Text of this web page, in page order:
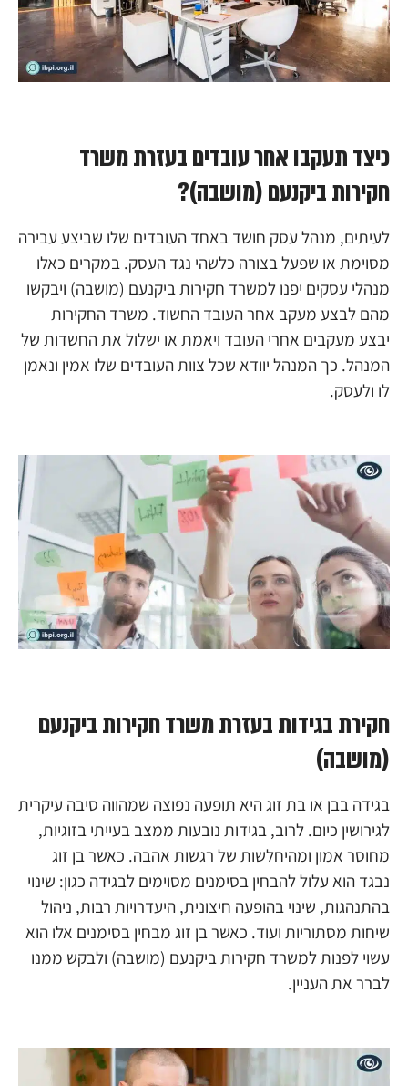
כיצד תעקבו אחר עובדים בעזרת משרד
חקירות ביקנעם (מושבה)?
לעיתים, מנהל עסק חושד באחד העובדים שלו שביצע עבירה
מסוימת או שפעל בצורה כלשהי נגד העסק. במקרים כאלו
מנהלי עסקים יפנו למשרד חקירות ביקנעם (מושבה) ויבקשו
מהם לבצע מעקב אחר העובד החשוד. משרד החקירות
יבצע מעקבים אחרי העובד ויאמת או ישלול את החשדות של
המנהל. כך המנהל יוודא שכל צוות העובדים שלו אמין ונאמן
לו ולעסק.
חקירת בגידות בעזרת משרד חקירות ביקנעם
(מושבה)
בגידה בבן או בת זוג היא תופעה נפוצה שמהווה סיבה עיקרית
לגירושין כיום. לרוב, בגידות נובעות ממצב בעייתי בזוגיות,
מחוסר אמון ומהיחלשות של רגשות אהבה. כאשר בן זוג
נבגד הוא עלול להבחין בסימנים מסוימים לבגידה כגון: שינוי
בהתנהגות, שינוי בהופעה חיצונית, היעדרויות רבות, ניהול
שיחות מסתוריות ועוד. כאשר בן זוג מבחין בסימנים אלו הוא
עשוי לפנות למשרד חקירות ביקנעם (מושבה) ולבקש ממנו
לברר את העניין.